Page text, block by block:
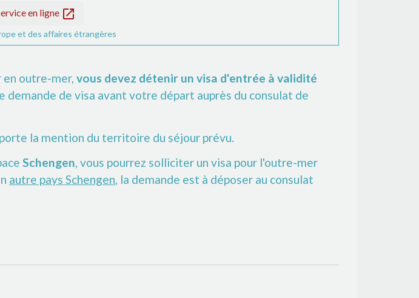
en ligne open_in_new
et des affaires étrangères
en outre-mer, vous devez détenir un visa d'entrée à validité
demande de visa avant votre départ auprès du consulat de
la mention du territoire du séjour prévu.
Schengen, vous pourrez solliciter un visa pour l'outre-mer
autre pays Schengen, la demande est à déposer au consulat